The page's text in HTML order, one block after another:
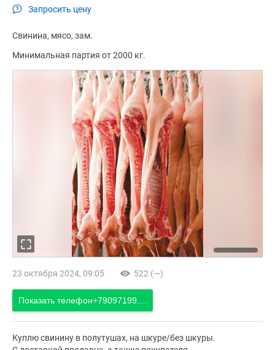
Запросить цену
Свинина мясо зам.
Минимальная партия от 2000 кг.
23 октября 2024, 09:05 522 (—)
Показать телефон+79097199....
Куплю свинину в полутушах, на шкуре/без шкуры.